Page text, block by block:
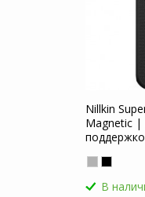
Nillkin
Magnetic |
В